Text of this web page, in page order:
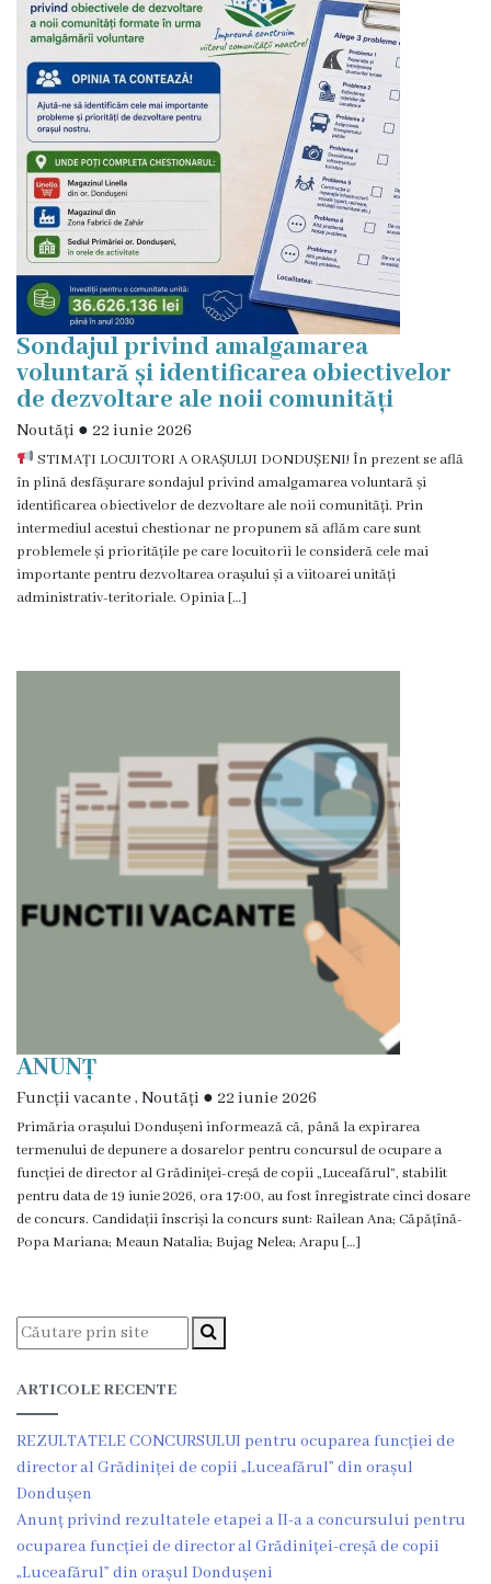
istorică
și
culturală
Oameni
de
Valoare
Ofertă
investițională
Primăria
Primarul
Viceprimarii
Dispozițiile
primarului
Rapoartele
Declarația
de
răspundere
managerială
Regulamentul
de
acțiuni
Funcții
vacante
Componența
Secretarul
consiliului
Regulamentul
consiliului
Sondajul privind amalgamarea
voluntară și identificarea obiectivelor
de dezvoltare ale noii comunități
Noutăți ● 22 iunie 2026
STIMAȚI LOCUITORI A ORAȘULUI DONDUȘENI! În prezent se află
în plină desfășurare sondajul privind amalgamarea voluntară și
identificarea obiectivelor de dezvoltare ale noii comunități. Prin
intermediul acestui chestionar ne propunem să aflăm care sunt
problemele și prioritățile pe care locuitorii le consideră cele mai
importante pentru dezvoltarea orașului și a viitoarei unități
administrativ-teritoriale. Opinia […]
ANUNȚ
Funcții vacante , Noutăți ● 22 iunie 2026
Primăria orașului Dondușeni informează că, până la expirarea
termenului de depunere a dosarelor pentru concursul de ocupare a
funcției de director al Grădiniței-creșă de copii „Luceafărul”, stabilit
pentru data de 19 iunie 2026, ora 17:00, au fost înregistrate cinci dosare
de concurs. Candidații înscriși la concurs sunt: Railean Ana; Căpățînă-
Popa Mariana; Meaun Natalia; Bujag Nelea; Arapu […]
ARTICOLE RECENTE
REZULTATELE CONCURSULUI pentru ocuparea funcției de
director al Grădiniței de copii „Luceafărul” din orașul
Dondușen
Anunț privind rezultatele etapei a II-a a concursului pentru
ocuparea funcției de director al Grădiniței-creșă de copii
„Luceafărul” din orașul Dondușeni